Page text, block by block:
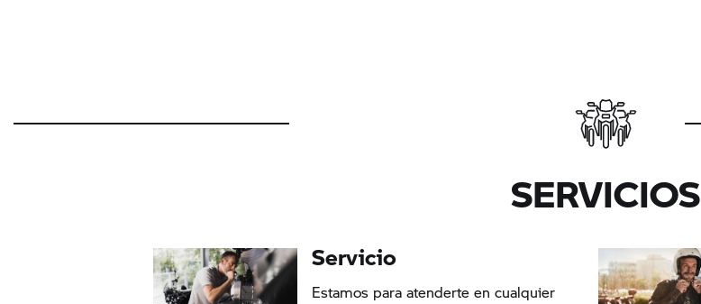
SERVICIOS
Servicio
Estamos para atenderte en cualquier